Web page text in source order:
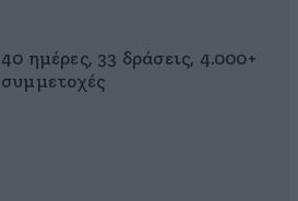
40 ημέρες, 33 δράσεις, 4.000+
συμμετοχές